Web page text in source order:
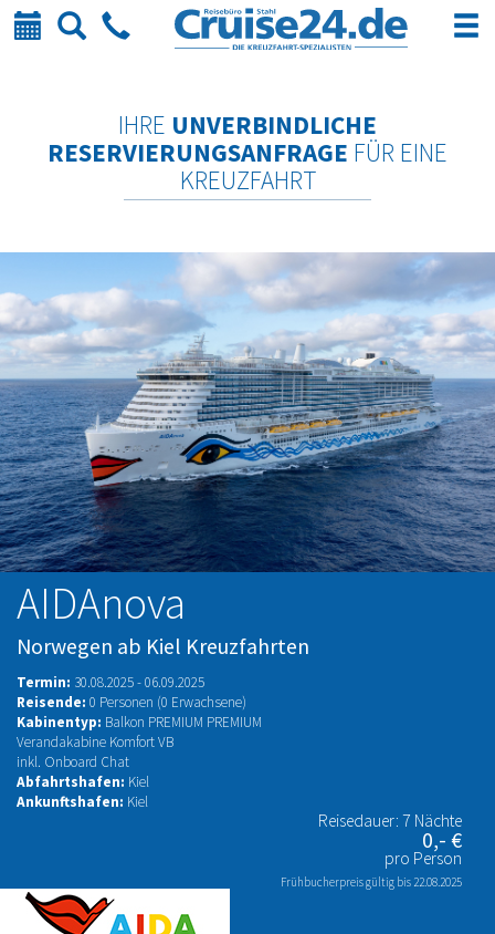
Kalender
SucheTelefon
IHRE UNVERBINDLICHE
RESERVIERUNGSANFRAGE FÜR EINE
KREUZFAHRT
AIDAnova
Norwegen ab Kiel Kreuzfahrten
Termin: 30.08.2025 - 06.09.2025
Reisende: 0 Personen (0 Erwachsene)
Kabinentyp: Balkon PREMIUM PREMIUM
Verandakabine Komfort VB
inkl. Onboard Chat
Abfahrtshafen: Kiel
Ankunftshafen: Kiel
Reisedauer: 7 Nächte
0,- €
pro Person
Frühbucherpreis gültig bis 22.08.2025